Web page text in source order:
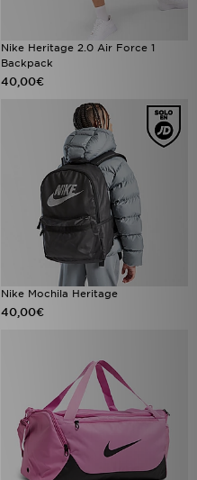
Nike Heritage 2.0 Air Force 1
Backpack
40,00€
Nike Mochila Heritage
40,00€